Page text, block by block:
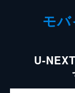
モ
U-